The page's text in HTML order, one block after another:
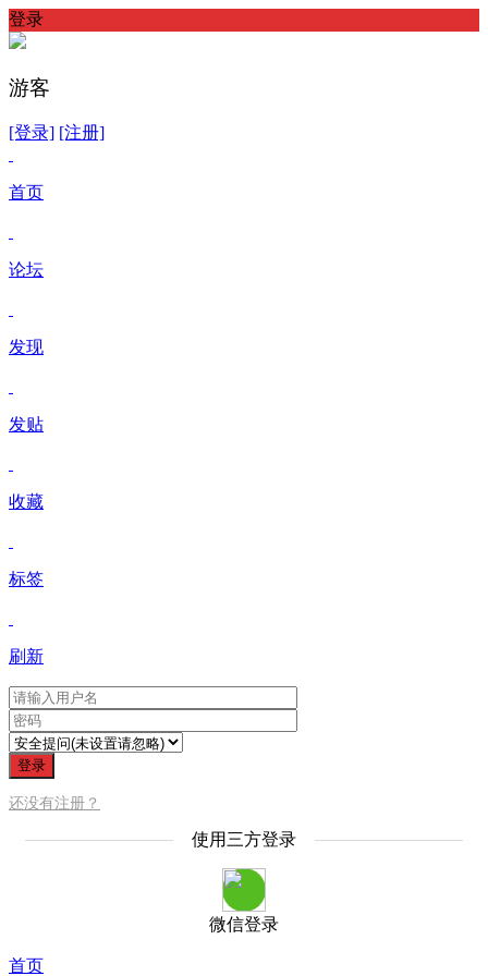
登录
游客
[登录] [注册]
首页
论坛
发现
发贴
收藏
标签
刷新
登录
还没有注册？
使用三方登录
微信登录
首页